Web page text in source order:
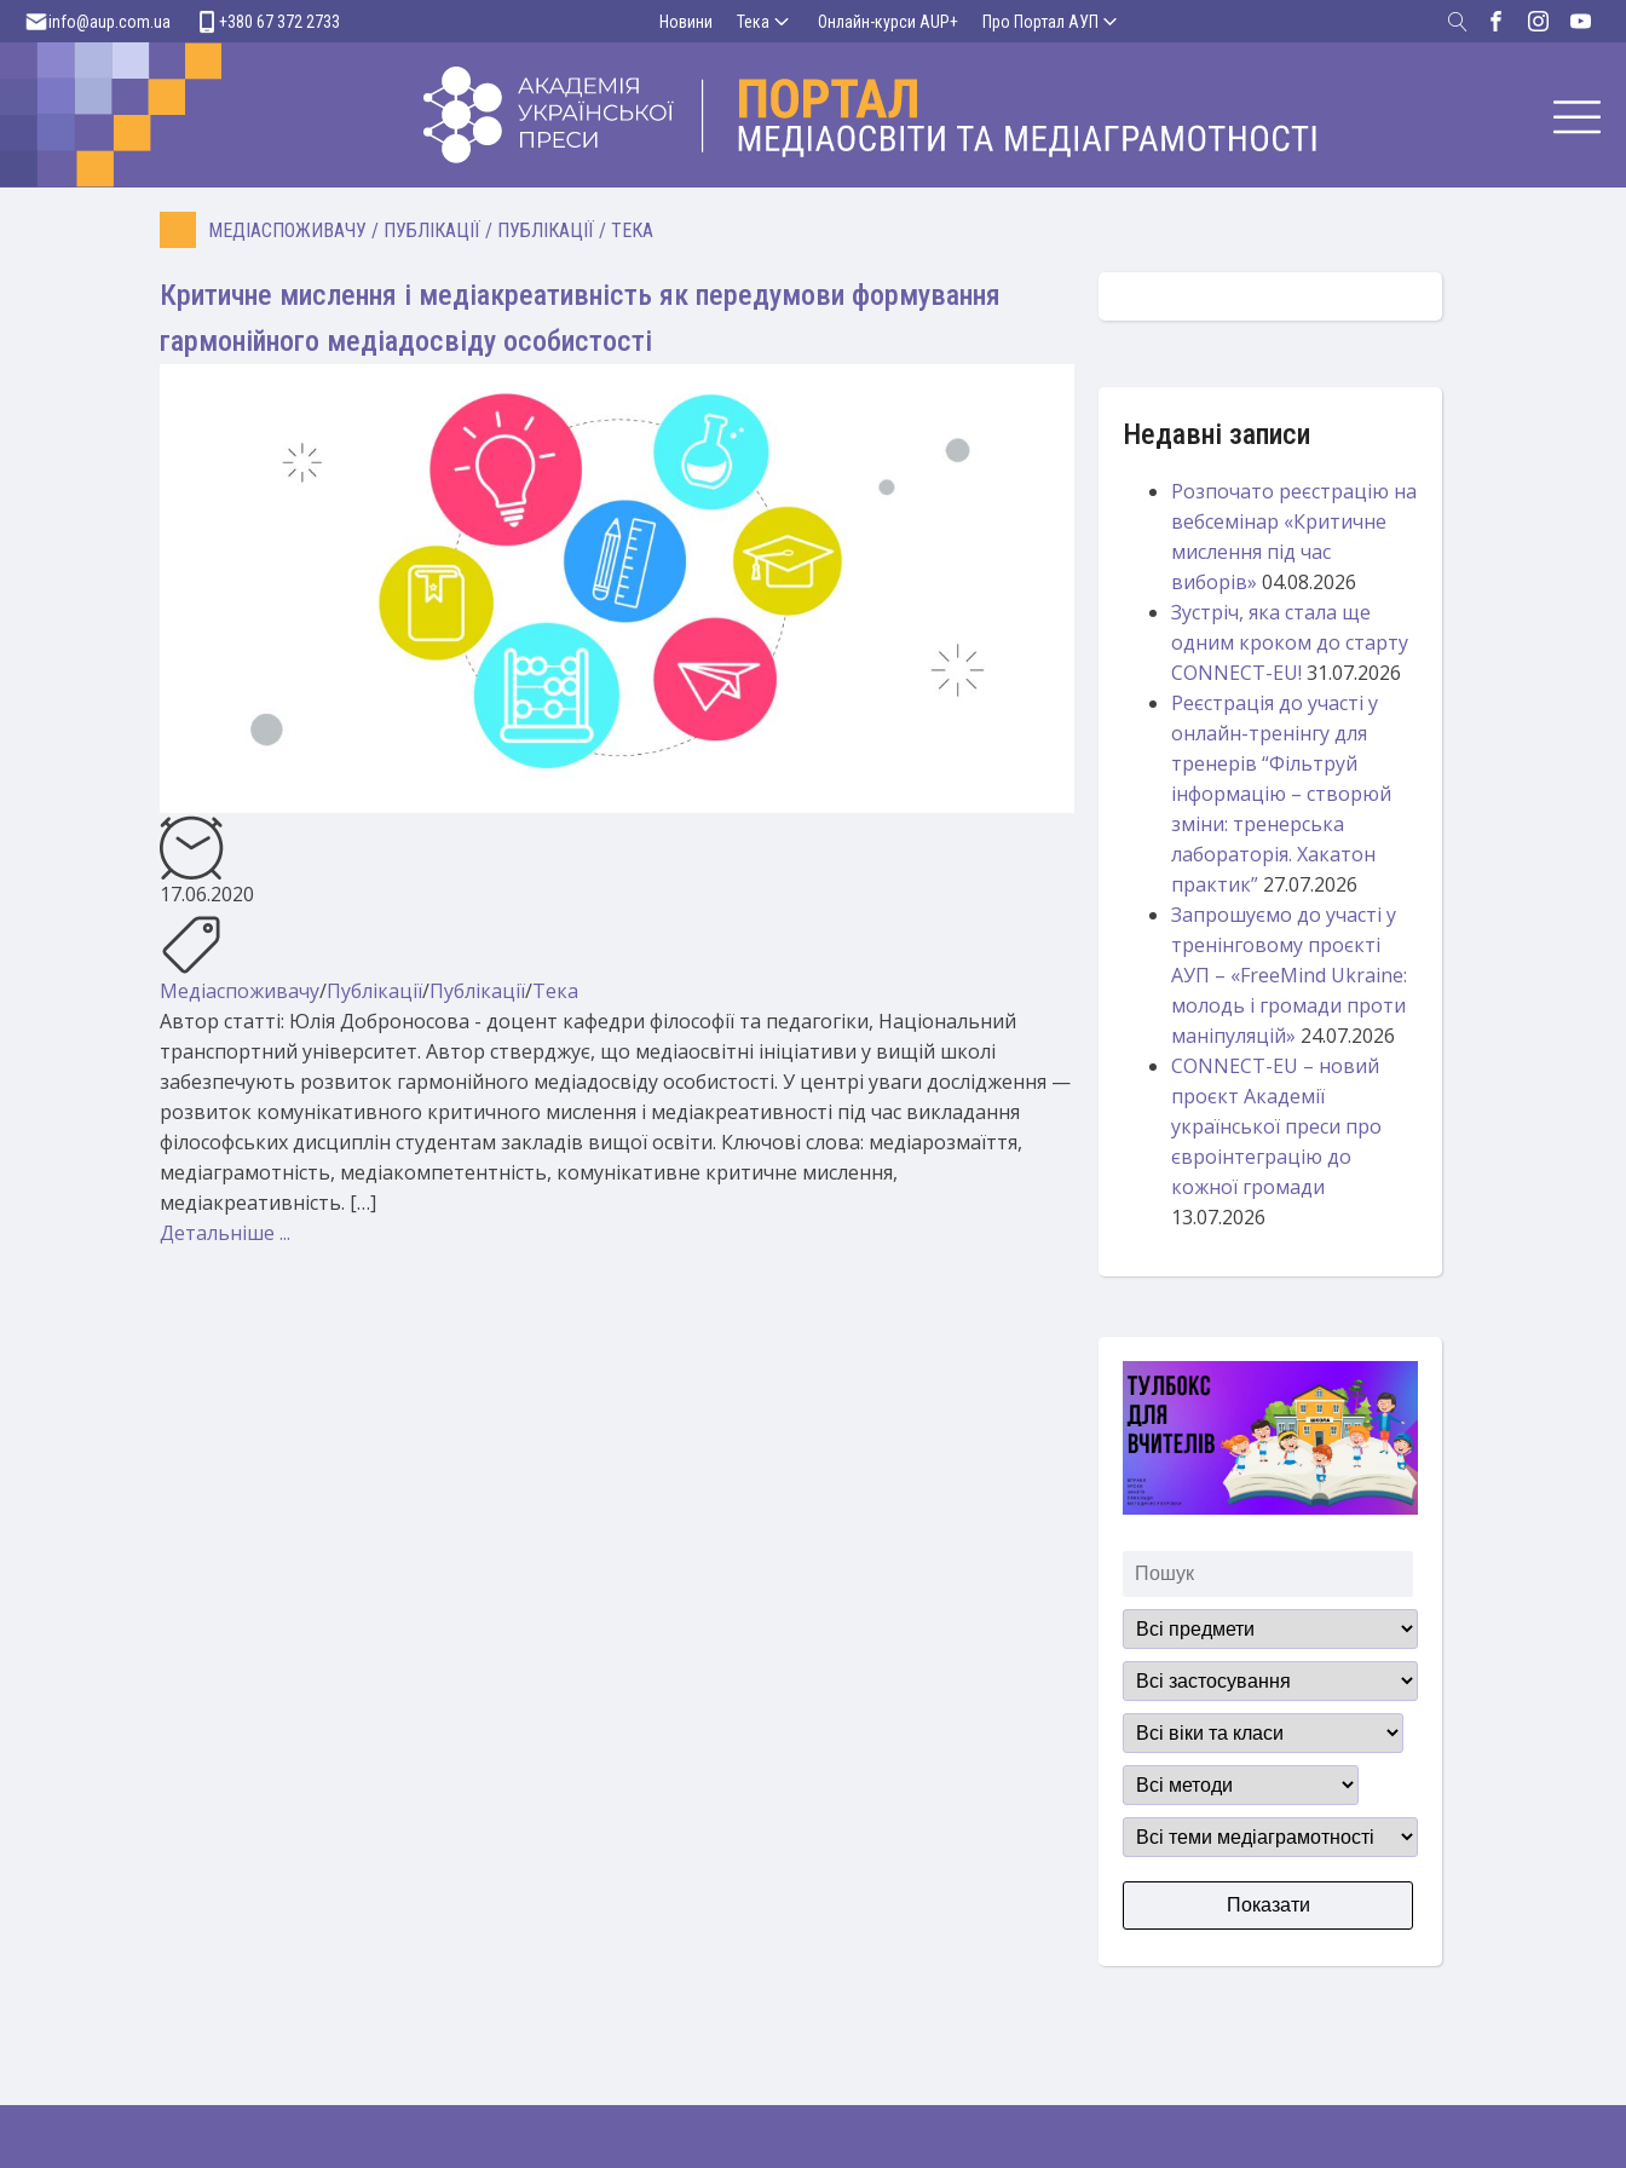
info@aup.com.ua +380 67 372 2733 Новини Тека Онлайн-курси AUP+ Про Портал АУП
МЕДІАСПОЖИВАЧУ / ПУБЛІКАЦІЇ / ПУБЛІКАЦІЇ / ТЕКА
Критичне мислення і медіакреативність як передумови формування
гармонійного медіадосвіду особистості
17.06.2020
Медіаспоживачу/Публікації/Публікації/Тека
Автор статті: Юлія Доброносова - доцент кафедри філософії та педагогіки, Національний
транспортний університет. Автор стверджує, що медіаосвітні ініціативи у вищій школі
забезпечують розвиток гармонійного медіадосвіду особистості. У центрі уваги дослідження —
розвиток комунікативного критичного мислення і медіакреативності під час викладання
філософських дисциплін студентам закладів вищої освіти. Ключові слова: медіарозмаїття,
медіаграмотність, медіакомпетентність, комунікативне критичне мислення,
медіакреативність. […]
Детальніше ...
Недавні записи
Розпочато реєстрацію на
вебсемінар «Критичне
мислення під час
виборів» 04.08.2026
Зустріч, яка стала ще
одним кроком до старту
CONNECT-EU! 31.07.2026
Реєстрація до участі у
онлайн-тренінгу для
тренерів “Фільтруй
інформацію – створюй
зміни: тренерська
лабораторія. Хакатон
практик” 27.07.2026
Запрошуємо до участі у
тренінговому проєкті
АУП – «FreeMind Ukraine:
молодь і громади проти
маніпуляцій» 24.07.2026
CONNECT-EU – новий
проєкт Академії
української преси про
євроінтеграцію до
кожної громади
13.07.2026